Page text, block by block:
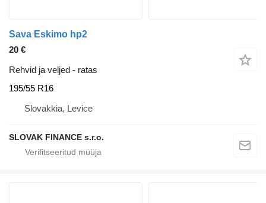
Sava Eskimo hp2
20 €
Rehvid ja veljed - ratas
195/55 R16
Slovakkia, Levice
SLOVAK FINANCE s.r.o.